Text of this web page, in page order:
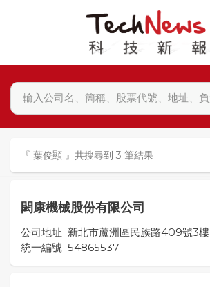
『 葉俊顯 』共搜尋到 3 筆結果
閎康機械股份有限公司
公司地址 新北市蘆洲區民族路409號3樓
統一編號 54865537